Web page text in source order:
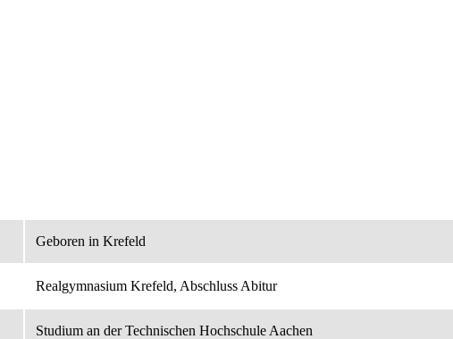
Geboren in Krefeld
Realgymnasium Krefeld, Abschluss Abitur
Studium an der Technischen Hochschule Aachen